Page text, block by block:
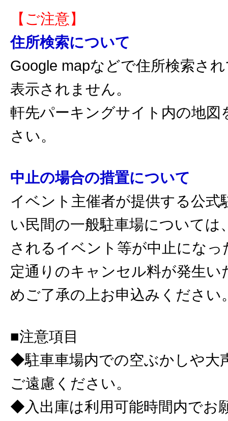
【ご注意】
住所検索について
Google mapなどで住所検索さ
表示されません。
軒先パーキングサイト内の地図
さい。
中止の場合の措置について
イベント主催者が提供する公式
い民間の一般駐車場については
されるイベント等が中止になっ
定通りのキャンセル料が発生い
めご了承の上お申込みください
■注意項目
◆駐車車場内での空ぶかしや大
ご遠慮ください。
◆入出庫は利用可能時間内でお